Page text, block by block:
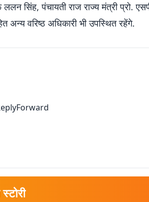
सिंह, पंचायती राज राज्य मंत्री प्रो.
अन्य वरिष्ठ अधिकारी भी उपस्थित रहेंगे.